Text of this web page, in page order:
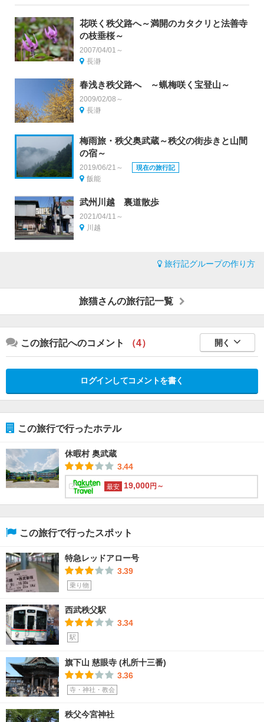
花咲く秩父路へ～満開のカタクリと法善寺
の枝垂桜～
2007/04/01～
長瀞
春浅き秩父路へ ～蝋梅咲く宝登山～
2009/02/08～
長瀞
梅雨旅・秩父奥武蔵～秩父の街歩きと山間
の宿～
2019/06/21～ 現在の旅行記
飯能
武州川越 裏道散歩
2021/04/11～
川越
旅行記グループの作り方
旅猫さんの旅行記一覧
この旅行記へのコメント （4） 開く
ログインしてコメントを書く
この旅行で行ったホテル
休暇村 奥武蔵
3.44
最安 19,000円～
この旅行で行ったスポット
特急レッドアロー号
3.39
乗り物
西武秩父駅
3.34
駅
旗下山 慈眼寺 (札所十三番)
3.36
寺・神社・教会
秩父今宮神社